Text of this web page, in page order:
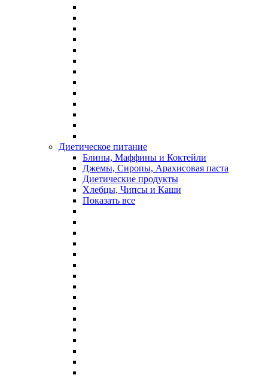
Диетическое питание
Блины, Маффины и Коктейли
Джемы, Сиропы, Арахисовая паста
Диетические продукты
Хлебцы, Чипсы и Каши
Показать все